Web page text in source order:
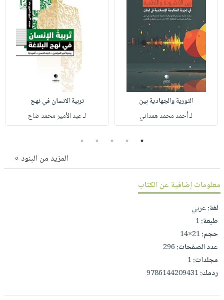
مطرزات
حقائب
حلي
عناية
بالذات
صابون
أطفال
مناسبات
حدود
عن
الشركة
سياسة
الشركة
فيديوهات
أسئلة
طرحها
وفرات
انشر
تواصل
معنا
حسابك
لائحة
الأمنيات
عربة
التسوق
نشرة
الثورية ‏والجهادية بين
لـ أحمد ‏محمد ‏همداني
تربية ‏الانسان ‏في نهج
لـ عبد ‏الأمير ‏محمد ‏ضاح
1
2
3
4
5
المزيد من البنود »
معلومات إضافية عن الكتاب
لغة:عربي
طبعة:1
حجم:21×14
عدد الصفحات:296
مجلدات:1
ردمك:9786144209431